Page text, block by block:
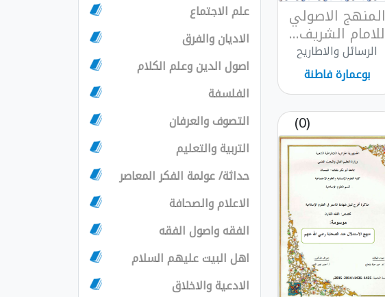
المنهج الاصولي
للامام الشريف...
الرسائل والاطاريح
بوعمارة فاطنة
(0)
علم الاجتماع
الاديان والفرق
اصول الدين وعلم الكلام
الفلسفة
التصوف والعرفان
التربية والتعليم
حداثة/ عولمة الفكر المعاصر
الاعلام والصحافة
الفقه واصول الفقه
اهل البيت عليهم السلام
الادعية والاخلاق